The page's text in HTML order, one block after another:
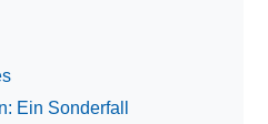
Ein Sonderfall